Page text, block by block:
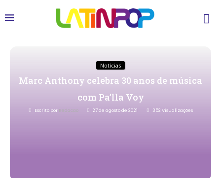
Notícias
Marc Anthony celebra 30 anos de música
com Pa’lla Voy
Escrito por Redacao 27 de agosto de 2021 352 Visualizações